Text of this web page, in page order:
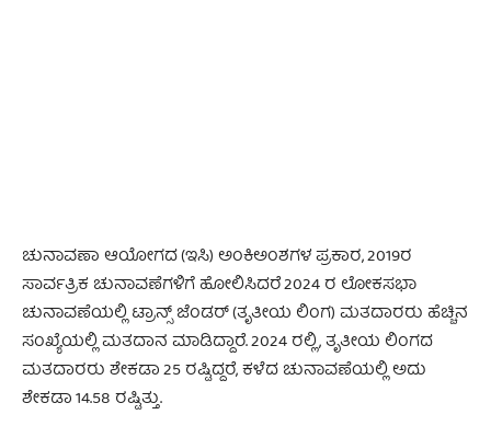
ಚುನಾವಣಾ ಆಯೋಗದ (ಇಸಿ) ಅಂಕಿಅಂಶಗಳ ಪ್ರಕಾರ, 2019ರ
ಸಾರ್ವತ್ರಿಕ ಚುನಾವಣೆಗಳಿಗೆ ಹೋಲಿಸಿದರೆ 2024 ರ ಲೋಕಸಭಾ
ಚುನಾವಣೆಯಲ್ಲಿ ಟ್ರಾನ್ಸ್‌ ಜೆಂಡರ್ (ತೃತೀಯ ಲಿಂಗ) ಮತದಾರರು ಹೆಚ್ಚಿನ
ಸಂಖ್ಯೆಯಲ್ಲಿ ಮತದಾನ ಮಾಡಿದ್ದಾರೆ. 2024 ರಲ್ಲಿ, ತೃತೀಯ ಲಿಂಗದ
ಮತದಾರರು ಶೇಕಡಾ 25 ರಷ್ಟಿದ್ದರೆ, ಕಳೆದ ಚುನಾವಣೆಯಲ್ಲಿ ಅದು
ಶೇಕಡಾ 14.58 ರಷ್ಟಿತ್ತು.